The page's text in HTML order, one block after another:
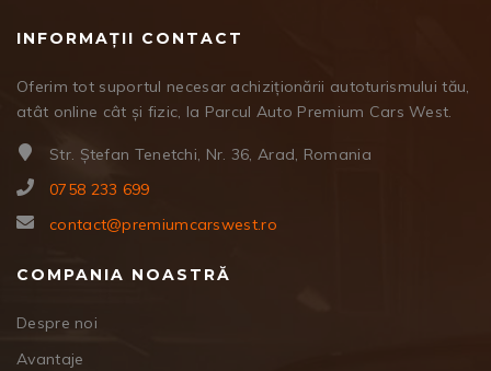
INFORMAȚII CONTACT
Oferim tot suportul necesar achiziționării autoturismului tău,
atât online cât și fizic, la Parcul Auto Premium Cars West.
Str. Ștefan Tenetchi, Nr. 36, Arad, Romania
0758 233 699
contact@premiumcarswest.ro
COMPANIA NOASTRĂ
Despre noi
Avantaje